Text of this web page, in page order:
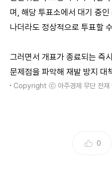
며, 해당 투표소에서 대기 중
나더라도 정상적으로 투표할
그러면서 개표가 종료되는 즉
문제점을 파악해 재발 방지 대
Copyright ⓒ 아주경제 무단 전재
0